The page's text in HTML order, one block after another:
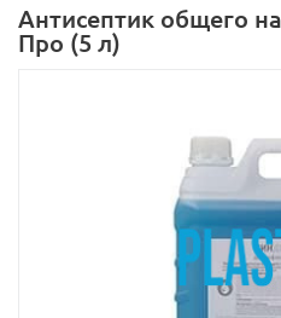
Антисептик общего
Про (5 л)